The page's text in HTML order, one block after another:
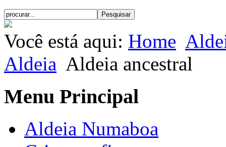
Você está aqui: Home
Aldeia Aldeia ancestral
Menu Principal
Aldeia Numaboa